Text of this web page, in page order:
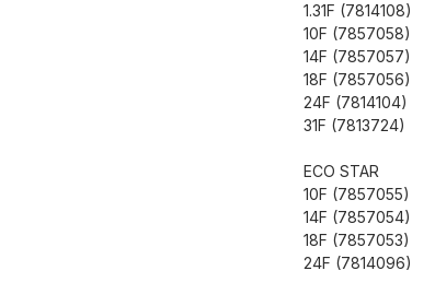
1.31F (7814108)
10F (7857058)
14F (7857057)
18F (7857056)
24F (7814104)
31F (7813724)
ECO STAR
10F (7857055)
14F (7857054)
18F (7857053)
24F (7814096)